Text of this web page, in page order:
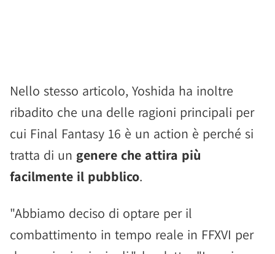
Nello stesso articolo, Yoshida ha inoltre
ribadito che una delle ragioni principali per
cui Final Fantasy 16 è un action è perché si
tratta di un genere che attira più
facilmente il pubblico.
"Abbiamo deciso di optare per il
combattimento in tempo reale in FFXVI per